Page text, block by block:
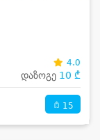
4.0
დაზოგე 10 ₾
15